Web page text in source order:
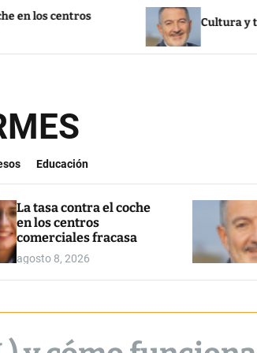
Cultura y turismo
Educación
La tasa contra el coche
en los centros
comerciales fracasa
agosto 8, 2026